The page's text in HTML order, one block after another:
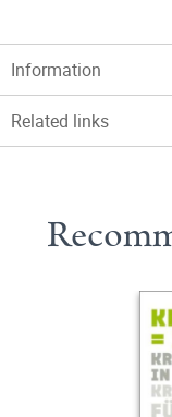
Information
Related links